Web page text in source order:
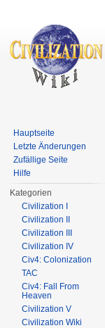
Hauptseite
Letzte Änderungen
Zufällige Seite
Hilfe
Kategorien
Civilization I
Civilization II
Civilization III
Civilization IV
Civ4: Colonization
TAC
Civ4: Fall From
Heaven
Civilization V
Civilization Wiki